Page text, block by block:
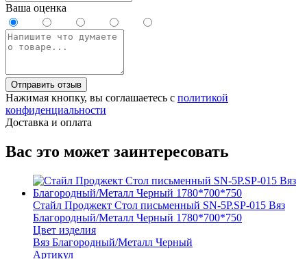
Ваша оценка
Отправить отзыв
Нажимая кнопку, вы соглашаетесь с политикой
конфиденциальности
Доставка и оплата
Вас это может заинтересовать
Стайл Проджект Стол письменный SN-5P.SP-015 Вяз
Благородный/Металл Черный 1780*700*750
Цвет изделия
Вяз Благородный/Металл Черный
Артикул